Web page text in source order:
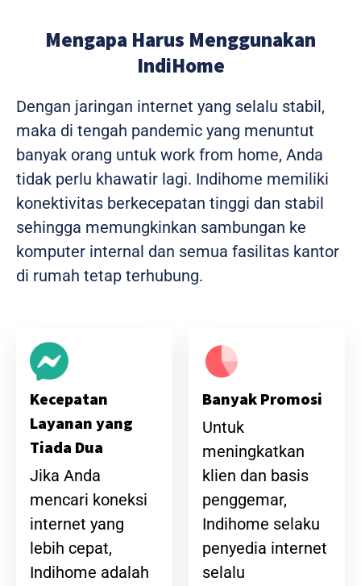
Mengapa Harus Menggunakan
IndiHome
Dengan jaringan internet yang selalu stabil,
maka di tengah pandemic yang menuntut
banyak orang untuk work from home, Anda
tidak perlu khawatir lagi. Indihome memiliki
konektivitas berkecepatan tinggi dan stabil
sehingga memungkinkan sambungan ke
komputer internal dan semua fasilitas kantor
di rumah tetap terhubung.
Kecepatan
Layanan yang
Tiada Dua
Jika Anda
mencari koneksi
internet yang
lebih cepat,
Indihome adalah
Banyak Promosi
Untuk
meningkatkan
klien dan basis
penggemar,
Indihome selaku
penyedia internet
selalu